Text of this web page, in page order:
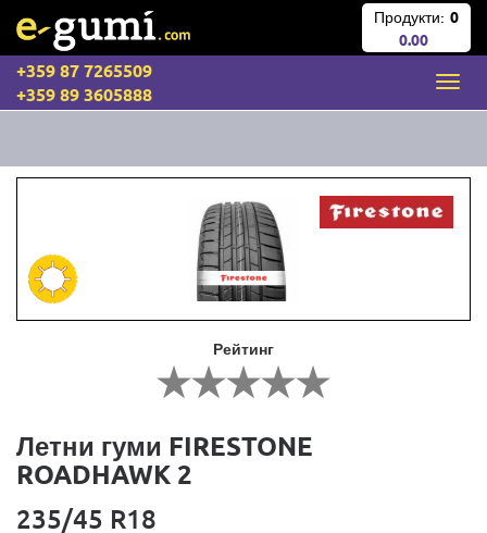
Продукти: 0
0.00
+359 87 7265509
+359 89 3605888
Рейтинг
Летни гуми FIRESTONE
ROADHAWK 2
235/45 R18